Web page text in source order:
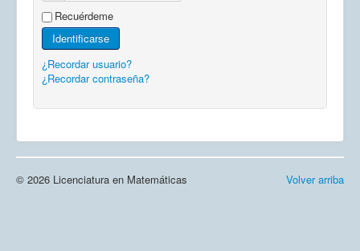
Recuérdeme
Identificarse
¿Recordar usuario?
¿Recordar contraseña?
Volver arriba
© 2026 Licenciatura en Matemáticas